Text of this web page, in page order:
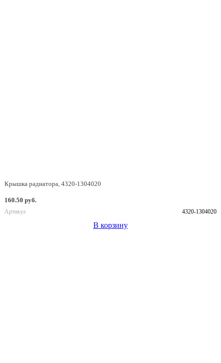
Крышка радиатора, 4320-1304020
160.50 руб.
Артикул 4320-1304020
В корзину